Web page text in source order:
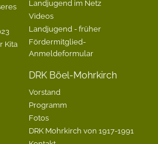
Kita
Landjugend im Netz
Videos
Landjugend - früher
Fördermitglied-
Anmeldeformular
DRK Böel-Mohrkirch
Vorstand
Programm
Fotos
DRK Mohrkirch von 1917-1991